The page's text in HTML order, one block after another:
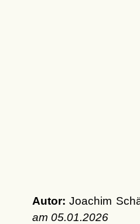
Autor: Joachim
am 05.01.2026